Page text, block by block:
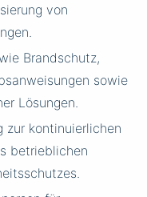
von
Brandschutz,
sowie
Lösungen.
zur kontinuierlichen
betrieblichen